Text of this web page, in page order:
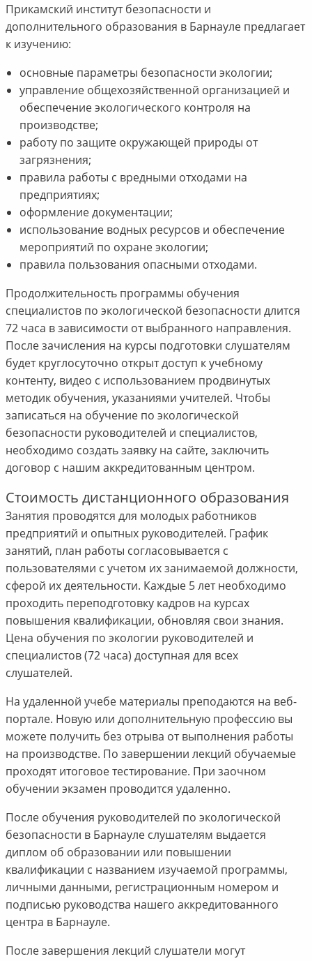
Прикамский институт безопасности и
дополнительного образования в Барнауле предлагает
к изучению:
основные параметры безопасности экологии;
управление общехозяйственной организацией и
обеспечение экологического контроля на
производстве;
работу по защите окружающей природы от
загрязнения;
правила работы с вредными отходами на
предприятиях;
оформление документации;
использование водных ресурсов и обеспечение
мероприятий по охране экологии;
правила пользования опасными отходами.
Продолжительность программы обучения
специалистов по экологической безопасности длится
72 часа в зависимости от выбранного направления.
После зачисления на курсы подготовки слушателям
будет круглосуточно открыт доступ к учебному
контенту, видео с использованием продвинутых
методик обучения, указаниями учителей. Чтобы
записаться на обучение по экологической
безопасности руководителей и специалистов,
необходимо создать заявку на сайте, заключить
договор с нашим аккредитованным центром.
Стоимость дистанционного образования
Занятия проводятся для молодых работников
предприятий и опытных руководителей. График
занятий, план работы согласовывается с
пользователями с учетом их занимаемой должности,
сферой их деятельности. Каждые 5 лет необходимо
проходить переподготовку кадров на курсах
повышения квалификации, обновляя свои знания.
Цена обучения по экологии руководителей и
специалистов (72 часа) доступная для всех
слушателей.
На удаленной учебе материалы преподаются на веб-
портале. Новую или дополнительную профессию вы
можете получить без отрыва от выполнения работы
на производстве. По завершении лекций обучаемые
проходят итоговое тестирование. При заочном
обучении экзамен проводится удаленно.
После обучения руководителей по экологической
безопасности в Барнауле слушателям выдается
диплом об образовании или повышении
квалификации с названием изучаемой программы,
личными данными, регистрационным номером и
подписью руководства нашего аккредитованного
центра в Барнауле.
После завершения лекций слушатели могут